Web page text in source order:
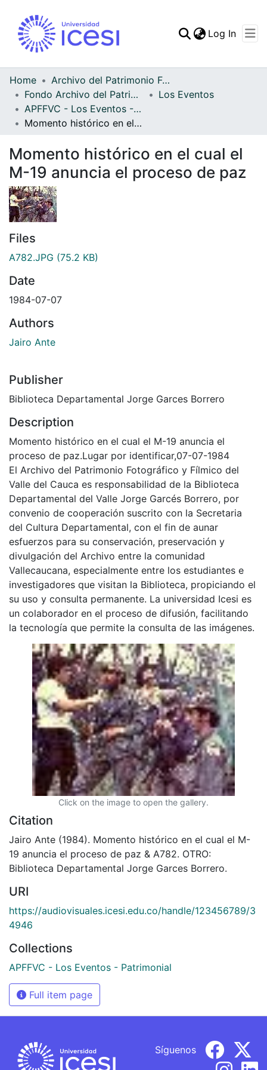
Statistics
Log In
Home
Archivo del Patrimonio Fotográfico y Fílmico del Valle del Cauca
Fondo Archivo del Patrimonio Fotográfico y Fílmico del Valle del Cauca
Los Eventos
APFFVC - Los Eventos - Patrimonial
Momento histórico en el cual el M-19 anuncia el proceso de paz
Momento histórico en el cual el
M-19 anuncia el proceso de paz
Files
A782.JPG (75.2 KB)
Date
1984-07-07
Authors
Jairo Ante
Publisher
Biblioteca Departamental Jorge Garces Borrero
Description
Momento histórico en el cual el M-19 anuncia el
proceso de paz.Lugar por identificar,07-07-1984
El Archivo del Patrimonio Fotográfico y Fílmico del
Valle del Cauca es responsabilidad de la Biblioteca
Departamental del Valle Jorge Garcés Borrero, por
convenio de cooperación suscrito con la Secretaria
del Cultura Departamental, con el fin de aunar
esfuerzos para su conservación, preservación y
divulgación del Archivo entre la comunidad
Vallecaucana, especialmente entre los estudiantes e
investigadores que visitan la Biblioteca, propiciando el
su uso y consulta permanente. La universidad Icesi es
un colaborador en el proceso de difusión, facilitando
la tecnología que permite la consulta de las imágenes.
Click on the image to open the gallery.
Citation
Jairo Ante (1984). Momento histórico en el cual el M-
19 anuncia el proceso de paz & A782. OTRO:
Biblioteca Departamental Jorge Garces Borrero.
URI
https://audiovisuales.icesi.edu.co/handle/123456789/3
4946
Collections
APFFVC - Los Eventos - Patrimonial
Full item page
Síguenos